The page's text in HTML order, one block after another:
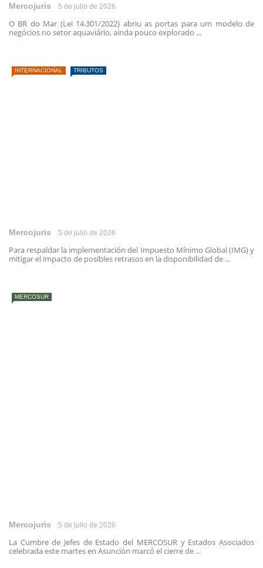
Mercojuris 5 de julio de 2026
O BR do Mar (Lei 14.301/2022) abriu as portas para um modelo de
negócios no setor aquaviário, ainda pouco explorado ...
INTERNACIONAL TRIBUTOS
Mercojuris 5 de julio de 2026
Para respaldar la implementación del Impuesto Mínimo Global (IMG) y
mitigar el impacto de posibles retrasos en la disponibilidad de ...
MERCOSUR
Mercojuris 5 de julio de 2026
La Cumbre de Jefes de Estado del MERCOSUR y Estados Asociados
celebrada este martes en Asunción marcó el cierre de ...